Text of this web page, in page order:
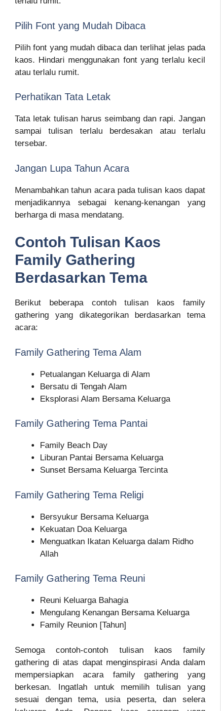
Pilih Font yang Mudah Dibaca
Pilih font yang mudah dibaca dan terlihat jelas pada
kaos. Hindari menggunakan font yang terlalu kecil
atau terlalu rumit.
Perhatikan Tata Letak
Tata letak tulisan harus seimbang dan rapi. Jangan
sampai tulisan terlalu berdesakan atau terlalu
tersebar.
Jangan Lupa Tahun Acara
Menambahkan tahun acara pada tulisan kaos dapat
menjadikannya sebagai kenang-kenangan yang
berharga di masa mendatang.
Contoh Tulisan Kaos
Family Gathering
Berdasarkan Tema
Berikut beberapa contoh tulisan kaos family
gathering yang dikategorikan berdasarkan tema
acara:
Family Gathering Tema Alam
Petualangan Keluarga di Alam
Bersatu di Tengah Alam
Eksplorasi Alam Bersama Keluarga
Family Gathering Tema Pantai
Family Beach Day
Liburan Pantai Bersama Keluarga
Sunset Bersama Keluarga Tercinta
Family Gathering Tema Religi
Bersyukur Bersama Keluarga
Kekuatan Doa Keluarga
Menguatkan Ikatan Keluarga dalam Ridho
Allah
Family Gathering Tema Reuni
Reuni Keluarga Bahagia
Mengulang Kenangan Bersama Keluarga
Family Reunion [Tahun]
Semoga contoh-contoh tulisan kaos family
gathering di atas dapat menginspirasi Anda dalam
mempersiapkan acara family gathering yang
berkesan. Ingatlah untuk memilih tulisan yang
sesuai dengan tema, usia peserta, dan selera